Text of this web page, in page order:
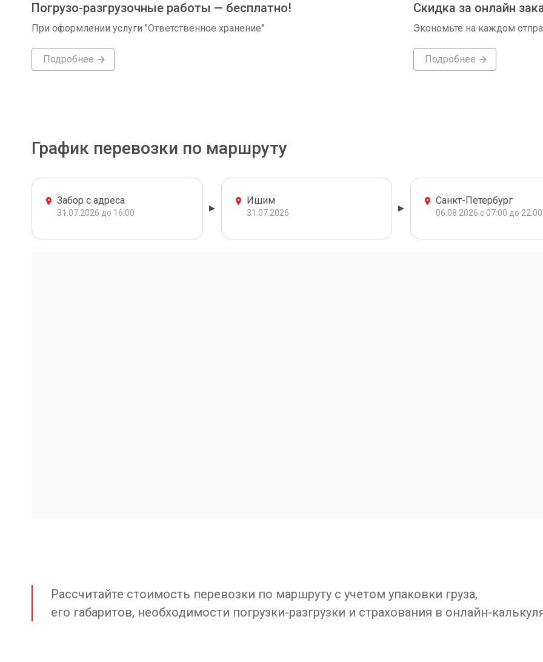
Погрузо-разгрузочные работы — бесплатно!
При оформлении услуги "Ответственное хранение"
Подробнее
Скидка за онлайн
Экономьте на каждом
Подробнее
График перевозки по маршруту
Забор с адреса
31.07.2026 до 16:00
Ишим
31.07.2026
Санкт-Петербург
06.08.2026 с 07:00 до 22:00
Рассчитайте стоимость перевозки по маршруту с учетом упаковки груза,
его габаритов, необходимости погрузки-разгрузки и страхования в онлайн-